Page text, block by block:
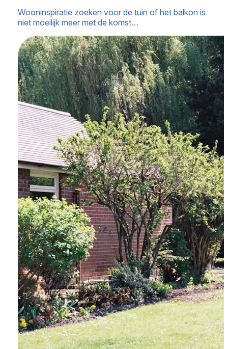
Wooninspiratie zoeken voor de tuin of het balkon is
niet moeilijk meer met de komst…